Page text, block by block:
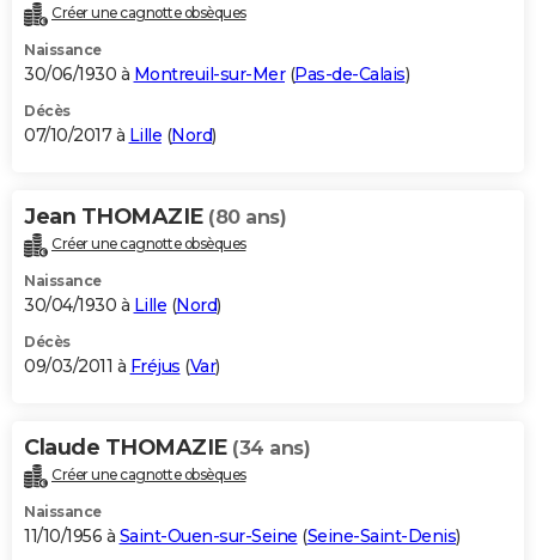
Destinations
City break
Voyage nature
Voyage de noces
Forum
Climat
+PHOTO
GUIDES D'ACHAT
BONS PLANS
Carte de Noël
Carte Bonne année
Carte Saint-Valentin
Carte Pâques
Carte d'anniversaire
DICTIONNAIRE
Dictionnaire
Biographies
Citations
Expressions
Proverbes
PROGRAMME TV
S'inscrire
Se connecter
Lycées
Collèges
Primaires
Universités
Entreprises
Service militaire
Avis de recherche
AVIS DE DÉCÈS
Bricolage
Lifestyle
Culture
Sport
Auto
Television
Voyage
Cinema
Créer une cagnotte obsèques
Naissance
30/06/1930 à Montreuil-sur-Mer(Pas-de-Calais)
Décès
07/10/2017 à Lille (Nord)
Jean THOMAZIE (80 ans)
Créer une cagnotte obsèques
Naissance
30/04/1930 à Lille (Nord)
Décès
09/03/2011 à Fréjus (Var)
Claude THOMAZIE (34 ans)
Créer une cagnotte obsèques
Naissance
11/10/1956 à Saint-Ouen-sur-Seine (Seine-Saint-Denis)